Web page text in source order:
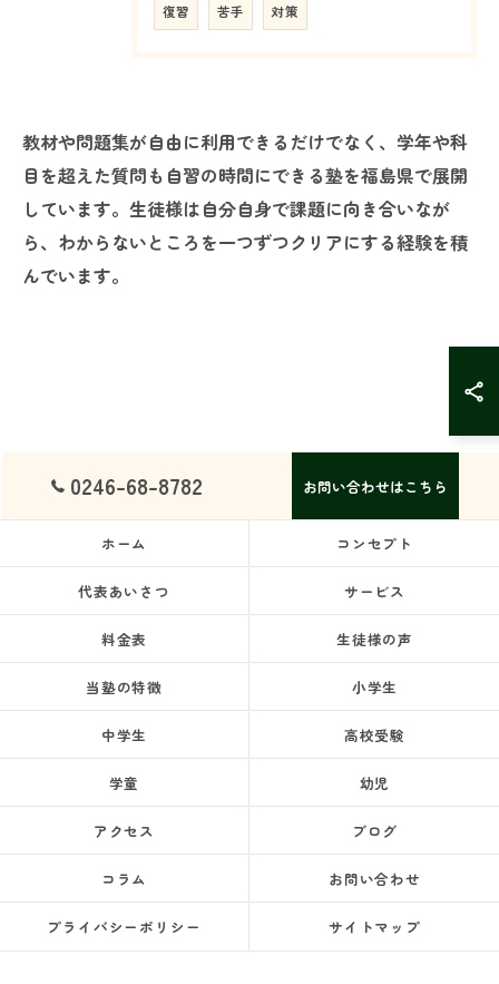
復習 苦手 対策
教材や問題集が自由に利用できるだけでなく、学年や科
目を超えた質問も自習の時間にできる塾を福島県で展開
しています。生徒様は自分自身で課題に向き合いなが
ら、わからないところを一つずつクリアにする経験を積
んでいます。
0246-68-8782 お問い合わせはこちら
ホーム コンセプト
代表あいさつ サービス
料金表 生徒様の声
当塾の特徴 小学生
中学生 高校受験
学童 幼児
アクセス ブログ
コラム お問い合わせ
プライバシーポリシー サイトマップ